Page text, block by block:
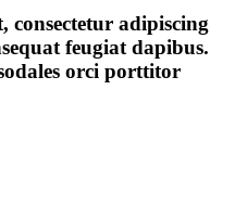
consectetur adipiscing
feugiat dapibus.
orci porttitor